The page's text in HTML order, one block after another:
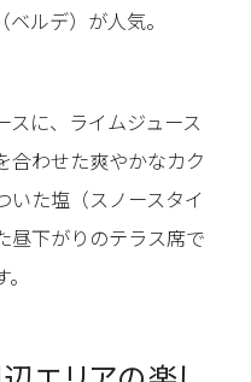
ルデ）が人気。
スに、ライムジュース
合わせた爽やかなカク
いた塩（スノースタイ
昼下がりのテラス席で